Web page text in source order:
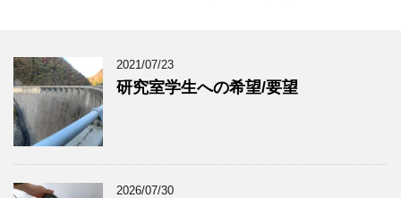
2021/07/23
研究室学生への希望/要望
2026/07/30